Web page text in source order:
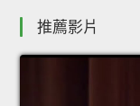
推薦影片